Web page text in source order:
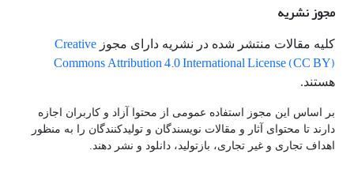
مجوز نشریه
کلیه مقالات منتشر شده در نشریه دارای مجوز Creative
Commons Attribution 4.0 International License (CC BY)
هستند.
بر اساس این مجوز استفاده عمومی از محتوا آزاد و کاربران اجازه
دارند تا محتوای آثار و مقالات نویسندگان و تولیدکنندگان را به منظور
اهداف تجاری و غیر تجاری، بازتولید، دانلود و نشر دهند.